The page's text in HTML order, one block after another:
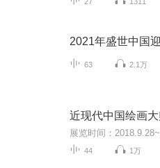
2021年盛世中国
63 2.1万
近现代中国绘画
44 1万